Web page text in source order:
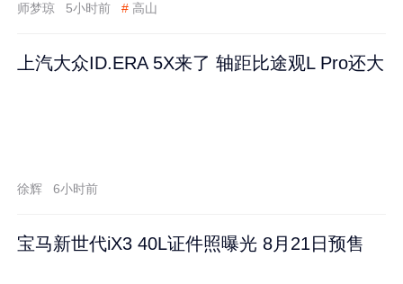
师梦琼 5小时前 # 高山
上汽大众ID.ERA 5X来了 轴距比途观L Pro还大
徐辉 6小时前
宝马新世代iX3 40L证件照曝光 8月21日预售